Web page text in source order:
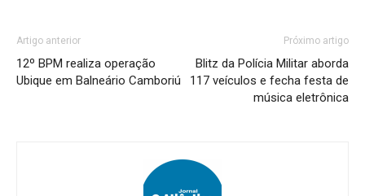
Artigo anterior
12º BPM realiza operação
Ubique em Balneário Camboriú
Próximo artigo
Blitz da Polícia Militar aborda
117 veículos e fecha festa de
música eletrônica